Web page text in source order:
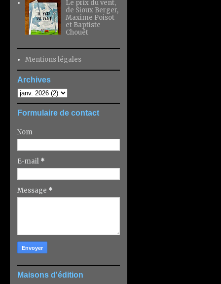
Le prix du vent,
de Sioux Berger,
Maxime Poisot
et Baptiste
Chouët
Mentions légales
Archives
Formulaire de contact
Nom
E-mail *
Message *
Maisons d'édition